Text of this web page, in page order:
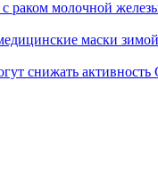
раком молочной
маски зимой
снижать